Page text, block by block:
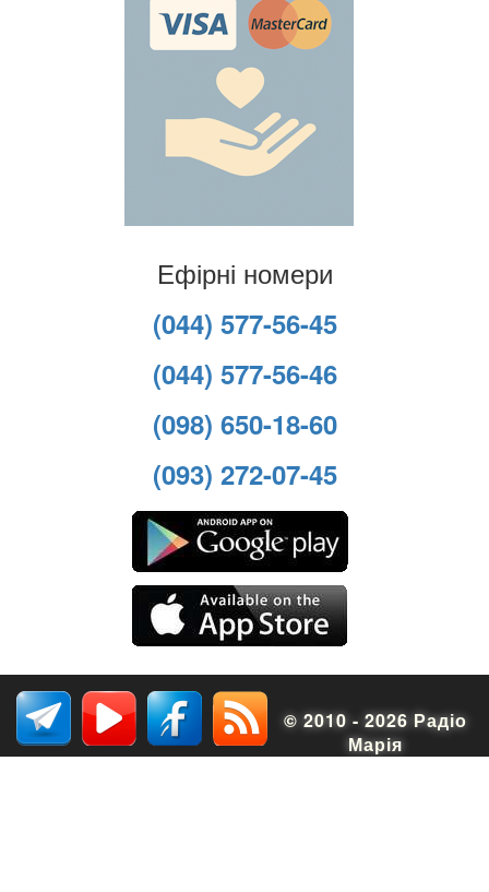
Ефірні номери
(044) 577-56-45
(044) 577-56-46
(098) 650-18-60
(093) 272-07-45
© 2010 - 2026 Радіо
Марія